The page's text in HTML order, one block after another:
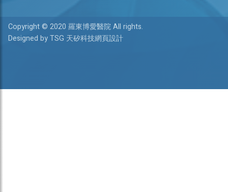
Copyright © 2020 羅東博愛醫院 All rights.
Designed by TSG 天矽科技網頁設計